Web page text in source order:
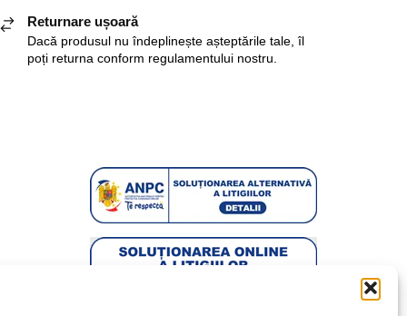
Returnare ușoară
Dacă produsul nu îndeplinește așteptările tale, îl
poți returna conform regulamentului nostru.